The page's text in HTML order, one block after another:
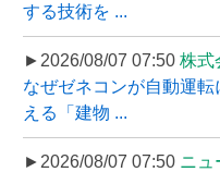
する技術を ...
►2026/08/07 07:50 株式
なぜゼネコンが自動運
える「建物 ...
►2026/08/07 07:50 ニュ